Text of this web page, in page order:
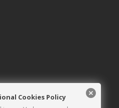
Cookies Policy